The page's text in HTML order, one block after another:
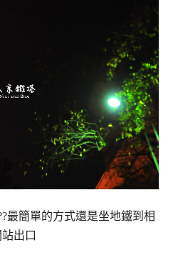
最簡單的方式還是坐地鐵到相
站出口